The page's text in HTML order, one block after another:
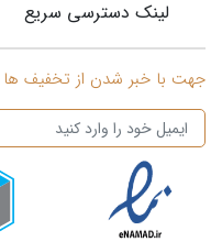
لینک دسترسی سریع
جهت با خبر شدن از تخفیف ها ،